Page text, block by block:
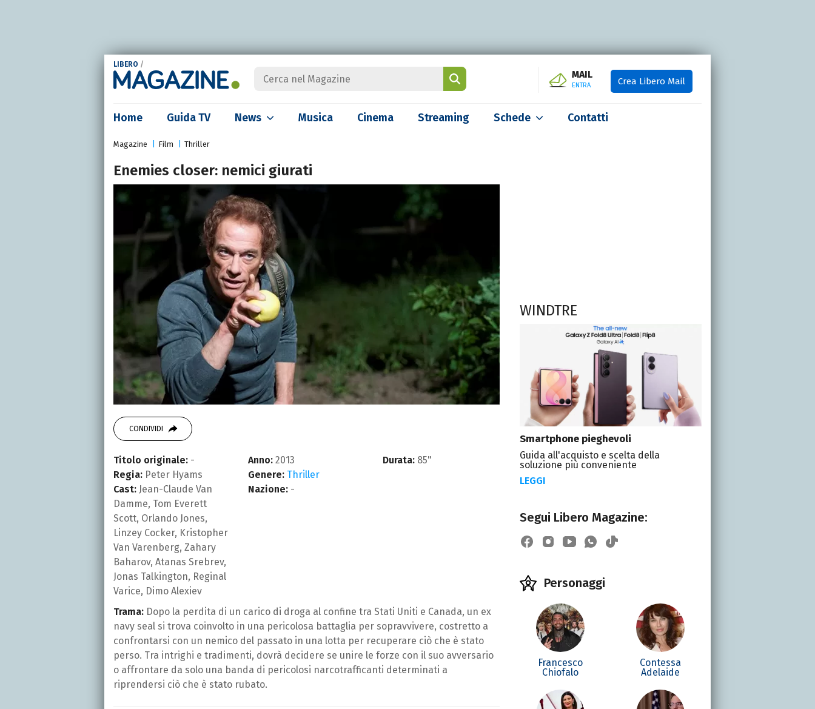
LIBERO /
MAIL
ENTRA Crea Libero Mail
Home Guida TV News Musica Cinema Streaming Schede Contatti
Magazine Film Thriller
Enemies closer: nemici giurati
CONDIVIDI
Titolo originale: -
Regia: Peter Hyams
Cast: Jean-Claude Van
Damme, Tom Everett
Scott, Orlando Jones,
Linzey Cocker, Kristopher
Van Varenberg, Zahary
Baharov, Atanas Srebrev,
Jonas Talkington, Reginal
Varice, Dimo Alexiev
Anno: 2013
Genere: Thriller
Nazione: -
Durata: 85"
Trama: Dopo la perdita di un carico di droga al confine tra Stati Uniti e Canada, un ex
navy seal si trova coinvolto in una pericolosa battaglia per sopravvivere, costretto a
confrontarsi con un nemico del passato in una lotta per recuperare ciò che è stato
perso. Tra intrighi e tradimenti, dovrà decidere se unire le forze con il suo avversario
o affrontare da solo una banda di pericolosi narcotrafficanti determinati a
riprendersi ciò che è stato rubato.
WINDTRE
Smartphone pieghevoli
Guida all'acquisto e scelta della
soluzione più conveniente
LEGGI
Segui Libero Magazine:
Personaggi
Francesco
Chiofalo
Contessa
Adelaide